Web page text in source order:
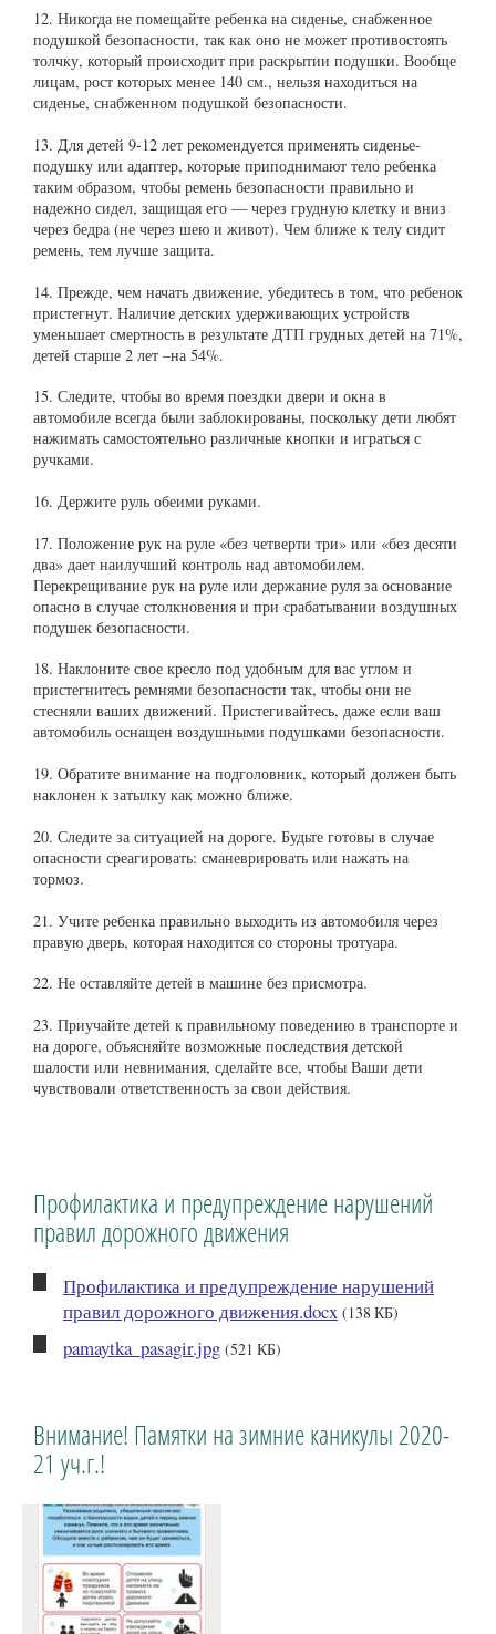
12. Никогда не помещайте ребенка на сиденье, снабженное
подушкой безопасности, так как оно не может противостоять
толчку, который происходит при раскрытии подушки. Вообще
лицам, рост которых менее 140 см., нельзя находиться на
сиденье, снабженном подушкой безопасности.
13. Для детей 9-12 лет рекомендуется применять сиденье-
подушку или адаптер, которые приподнимают тело ребенка
таким образом, чтобы ремень безопасности правильно и
надежно сидел, защищая его — через грудную клетку и вниз
через бедра (не через шею и живот). Чем ближе к телу сидит
ремень, тем лучше защита.
14. Прежде, чем начать движение, убедитесь в том, что ребенок
пристегнут. Наличие детских удерживающих устройств
уменьшает смертность в результате ДТП грудных детей на 71%,
детей старше 2 лет –на 54%.
15. Следите, чтобы во время поездки двери и окна в
автомобиле всегда были заблокированы, поскольку дети любят
нажимать самостоятельно различные кнопки и играться с
ручками.
16. Держите руль обеими руками.
17. Положение рук на руле «без четверти три» или «без десяти
два» дает наилучший контроль над автомобилем.
Перекрещивание рук на руле или держание руля за основание
опасно в случае столкновения и при срабатывании воздушных
подушек безопасности.
18. Наклоните свое кресло под удобным для вас углом и
пристегнитесь ремнями безопасности так, чтобы они не
стесняли ваших движений. Пристегивайтесь, даже если ваш
автомобиль оснащен воздушными подушками безопасности.
19. Обратите внимание на подголовник, который должен быть
наклонен к затылку как можно ближе.
20. Следите за ситуацией на дороге. Будьте готовы в случае
опасности среагировать: сманеврировать или нажать на
тормоз.
21. Учите ребенка правильно выходить из автомобиля через
правую дверь, которая находится со стороны тротуара.
22. Не оставляйте детей в машине без присмотра.
23. Приучайте детей к правильному поведению в транспорте и
на дороге, объясняйте возможные последствия детской
шалости или невнимания, сделайте все, чтобы Ваши дети
чувствовали ответственность за свои действия.
Профилактика и предупреждение нарушений
правил дорожного движения
Профилактика и предупреждение нарушений
правил дорожного движения.docx (138 КБ)
pamaytka_pasagir.jpg (521 КБ)
Внимание! Памятки на зимние каникулы 2020-
21 уч.г.!